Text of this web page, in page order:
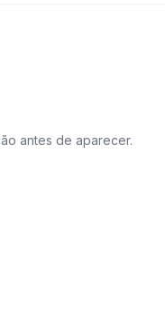
antes de aparecer.